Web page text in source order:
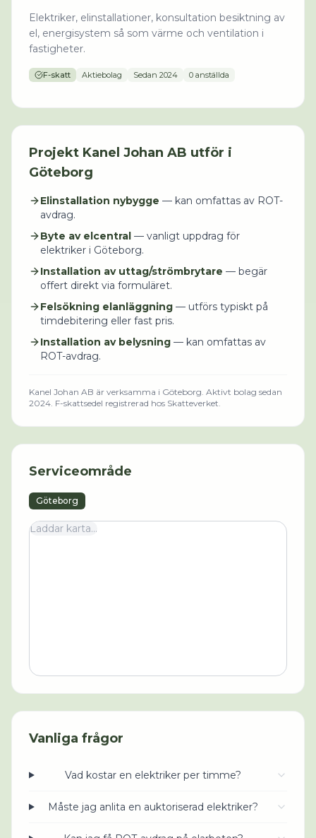
Elektriker, elinstallationer, konsultation besiktning av
el, energisystem så som värme och ventilation i
fastigheter.
F-skatt Aktiebolag Sedan 2024 0 anställda
Projekt Kanel Johan AB utför i
Göteborg
Elinstallation nybygge — kan omfattas av ROT-
avdrag.
Byte av elcentral — vanligt uppdrag för
elektriker i Göteborg.
Installation av uttag/strömbrytare — begär
offert direkt via formuläret.
Felsökning elanläggning — utförs typiskt på
timdebitering eller fast pris.
Installation av belysning — kan omfattas av
ROT-avdrag.
Kanel Johan AB är verksamma i Göteborg. Aktivt bolag sedan
2024. F-skattsedel registrerad hos Skatteverket.
Serviceområde
Göteborg
Laddar karta...
Vanliga frågor
Vad kostar en elektriker per timme?
Måste jag anlita en auktoriserad elektriker?